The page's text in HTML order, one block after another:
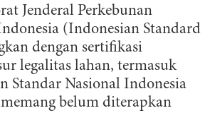
Jenderal Perkebunan
(Indonesian Standard
dengan sertifikasi
legalitas lahan, termasuk
Standar Nasional Indonesia
belum diterapkan